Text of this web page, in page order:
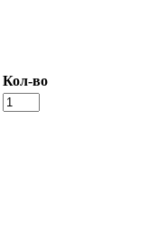
Кол-во